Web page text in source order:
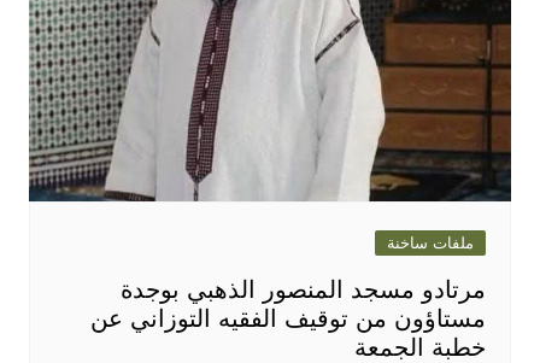
ملفات ساخنة
مرتادو مسجد المنصور الذهبي بوجدة
مستاؤون من توقيف الفقيه التوزاني عن
خطبة الجمعة